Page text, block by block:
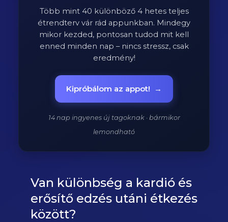
Több mint 40 különböző 4 hetes teljes
étrendterv vár rád appunkban. Mindegy
mikor kezded, pontosan tudod mit kell
enned minden nap – nincs stressz, csak
eredmény!
Kipróbálom az appot! →
14 nap ingyenes új tagoknak · bármikor
lemondható
Van különbség a kardió és
erősítő edzés utáni étkezés
között?